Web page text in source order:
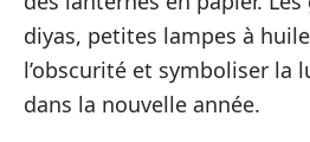
diyas, petites lampes à
l’obscurité et symboliser la
dans la nouvelle année.